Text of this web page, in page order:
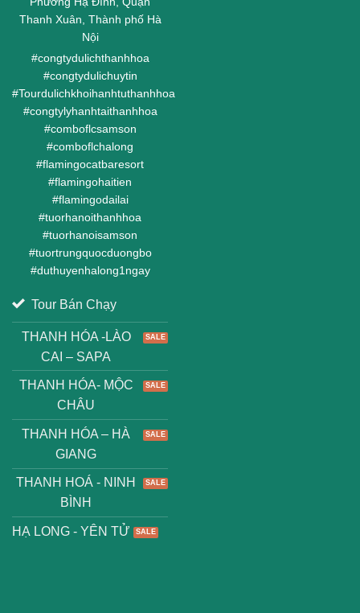
Thanh Xuân, Thành phố Hà
Nội
#congtydulichthanhhoa
#congtydulichuytin
#Tourdulichkhoihanhtuthanhhoa
#congtylyhanhtaithanhhoa
#comboflcsamson
#comboflchalong
#flamingocatbaresort
#flamingohaitien
#flamingodailai
#tuorhanoithanhhoa
#tuorhanoisamson
#tuortrungquocduongbo
#duthuyenhalong1ngay
Tour Bán Chạy
THANH HÓA -LÀO
CAI – SAPA
THANH HÓA- MỘC
CHÂU
THANH HÓA – HÀ
GIANG
THANH HOÁ - NINH
BÌNH
HẠ LONG - YÊN TỬ